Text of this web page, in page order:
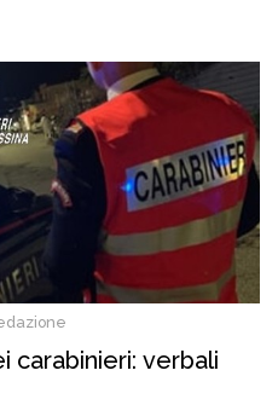
carabinieri: verbali